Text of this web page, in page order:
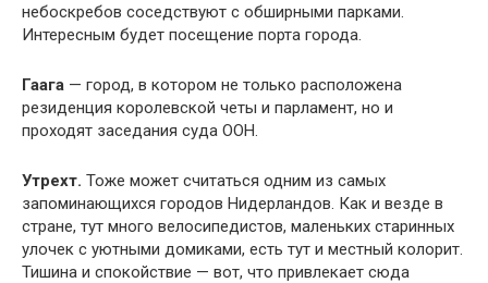
небоскребов соседствуют с обширными парками.
Интересным будет посещение порта города.
Гаага — город, в котором не только расположена
резиденция королевской четы и парламент, но и
проходят заседания суда ООН.
Утрехт. Тоже может считаться одним из самых
запоминающихся городов Нидерландов. Как и везде в
стране, тут много велосипедистов, маленьких старинных
улочек с уютными домиками, есть тут и местный колорит.
Тишина и спокойствие — вот, что привлекает сюда